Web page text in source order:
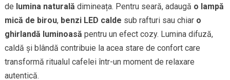
de lumina naturală dimineața. Pentru seară, adaugă o lampă
mică de birou, benzi LED calde sub rafturi sau chiar o
ghirlandă luminoasă pentru un efect cozy. Lumina difuză,
caldă și blândă contribuie la acea stare de confort care
transformă ritualul cafelei într-un moment de relaxare
autentică.